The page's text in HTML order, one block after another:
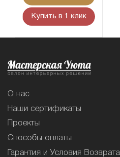
Купить в 1 клик
О нас
Наши сертификаты
Проекты
Способы оплаты
Гарантия и Условия Возврата